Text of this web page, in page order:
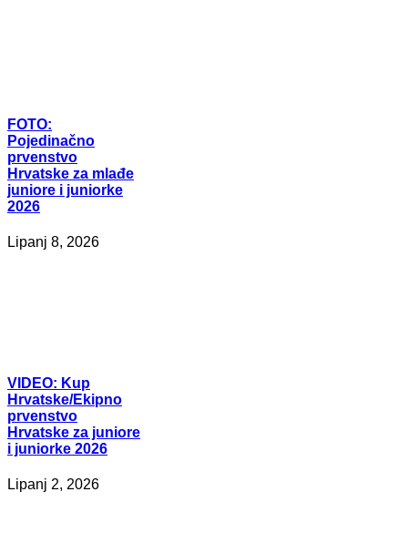
FOTO:
Pojedinačno
prvenstvo
Hrvatske za mlađe
juniore i juniorke
2026
Lipanj 8, 2026
VIDEO: Kup
Hrvatske/Ekipno
prvenstvo
Hrvatske za juniore
i juniorke 2026
Lipanj 2, 2026